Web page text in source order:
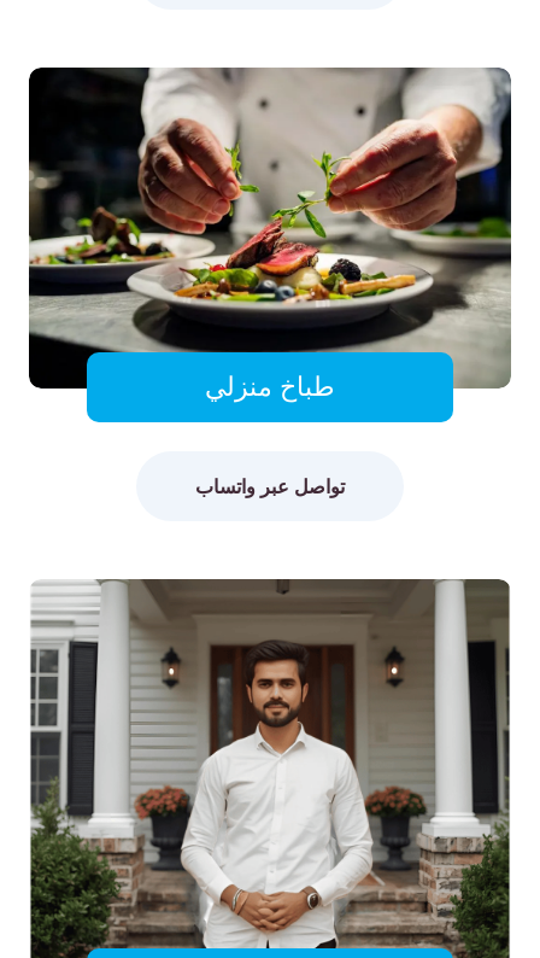
طباخ منزلي
تواصل عبر واتساب